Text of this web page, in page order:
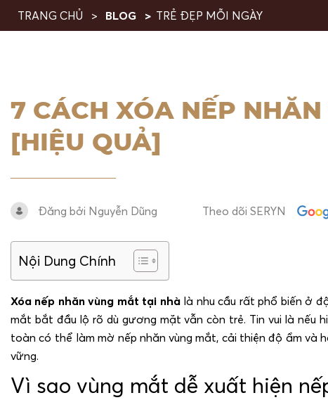
TRANG CHỦ BLOG TRẺ ĐẸP MỖI NGÀY
7 CÁCH XÓA NẾP
[HIỆU QUẢ]
Đăng bởi Nguyễn Dũng Theo dõi SERYN
Nội Dung Chính
Xóa nếp nhăn vùng mắt tại nhàlà nhu cầu rất phổ biến ở
mắt bắt đầu lộ rõ dù gương mặt vẫn còn trẻ. Tin vui là nếu
toàn có thể làm mờ nếp nhăn vùng mắt, cải thiện độ ẩm
vững.
Vì sao vùng mắt dễ xuất hiện